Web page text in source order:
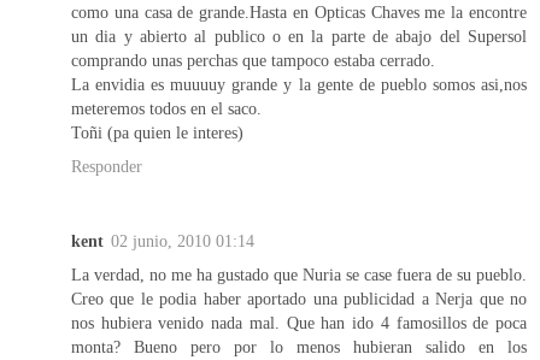
como una casa de grande.Hasta en Opticas Chaves me la encontre
un dia y abierto al publico o en la parte de abajo del Supersol
comprando unas perchas que tampoco estaba cerrado.
La envidia es muuuuy grande y la gente de pueblo somos asi,nos
meteremos todos en el saco.
Toñi (pa quien le interes)
Responder
kent 02 junio, 2010 01:14
La verdad, no me ha gustado que Nuria se case fuera de su pueblo.
Creo que le podia haber aportado una publicidad a Nerja que no
nos hubiera venido nada mal. Que han ido 4 famosillos de poca
monta? Bueno pero por lo menos hubieran salido en los